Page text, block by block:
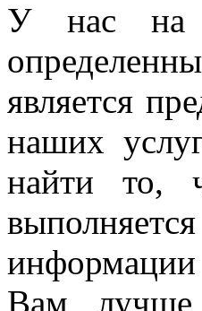
У нас на
является
наших
найти то,
Вам лучше